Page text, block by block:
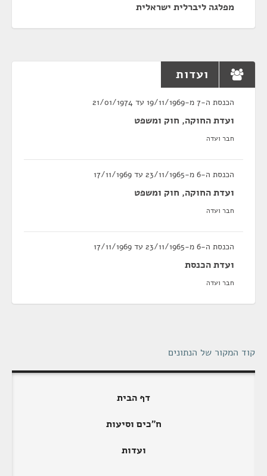
מפלגה ליברלית ישראלית
ועדות
הכנסת ה-7 מ-19/11/1969 עד 21/01/1974
ועדת החוקה, חוק ומשפט
חבר ועדה
הכנסת ה-6 מ-23/11/1965 עד 17/11/1969
ועדת החוקה, חוק ומשפט
חבר ועדה
הכנסת ה-6 מ-23/11/1965 עד 17/11/1969
ועדת הכנסת
חבר ועדה
קוד המקור של הנתונים
דף הבית
ח"כים וסיעות
ועדות